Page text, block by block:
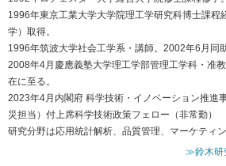
1996年東京工業大学大学院理工学研究科博士課程
学）取得。
1996年筑波大学社会工学系・講師。2002年6月同
2008年4月慶應義塾大学理工学部管理工学科・准
在に至る。
2023年4月内閣府 科学技術・イノベーション推進
災担当）付上席科学技術政策フェロー（非常勤）
研究分野は応用統計解析、品質管理、マーケティン
≫鈴木研